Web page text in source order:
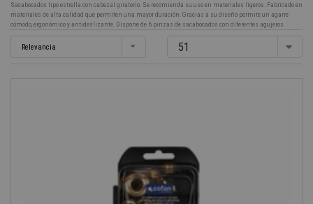
Sacabocados tipo estrella con cabezal giratorio. Se recomienda su uso en materiales ligeros. Fabricado en
materiales de alta calidad que permiten una mayor duración. Gracias a su diseño permite un agarre
cómodo, ergonómico y antideslizante. Dispone de 6 pinzas de sacabocados con diferentes agujeros.
Relevancia 51